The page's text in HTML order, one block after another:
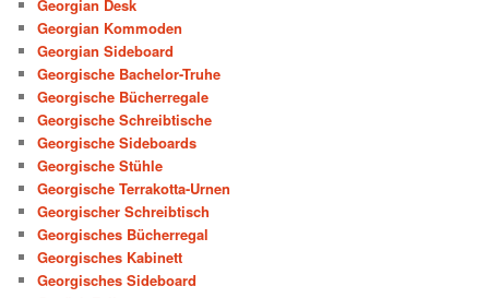
Georgian Desk
Georgian Kommoden
Georgian Sideboard
Georgische Bachelor-Truhe
Georgische Bücherregale
Georgische Schreibtische
Georgische Sideboards
Georgische Stühle
Georgische Terrakotta-Urnen
Georgischer Schreibtisch
Georgisches Bücherregal
Georgisches Kabinett
Georgisches Sideboard